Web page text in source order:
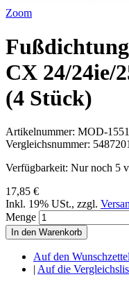
Zoom
CX 24/24ie/
(4 Stück)
Artikelnummer: MOD-
Vergleichsnummer: 5487201
Verfügbarkeit: Nur noch 5
17,85 €
Inkl. 19% USt., zzgl.
Menge
In den Warenkorb
Auf den Wunschzettel
| Auf die